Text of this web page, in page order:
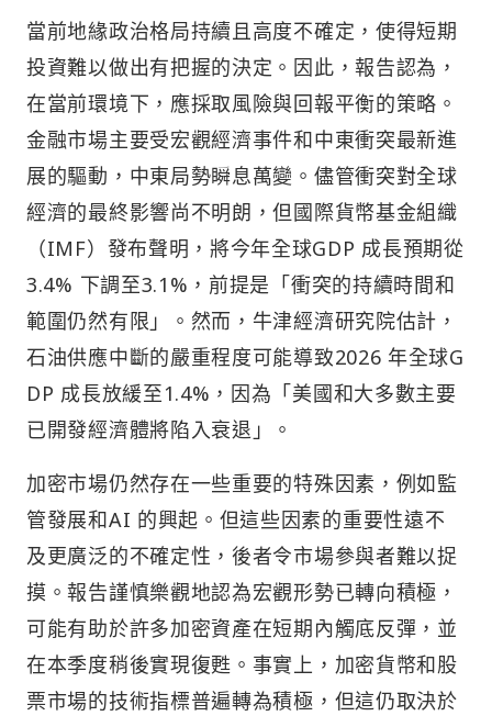
當前地緣政治格局持續且高度不確定，使得短期
投資難以做出有把握的決定。因此，報告認為，
在當前環境下，應採取風險與回報平衡的策略。
金融市場主要受宏觀經濟事件和中東衝突最新進
展的驅動，中東局勢瞬息萬變。儘管衝突對全球
經濟的最終影響尚不明朗，但國際貨幣基金組織
（IMF）發布聲明，將今年全球GDP 成長預期從
3.4% 下調至3.1%，前提是「衝突的持續時間和
範圍仍然有限」。然而，牛津經濟研究院估計，
石油供應中斷的嚴重程度可能導致2026 年全球G
DP 成長放緩至1.4%，因為「美國和大多數主要
已開發經濟體將陷入衰退」。
加密市場仍然存在一些重要的特殊因素，例如監
管發展和AI 的興起。但這些因素的重要性遠不
及更廣泛的不確定性，後者令市場參與者難以捉
摸。報告謹慎樂觀地認為宏觀形勢已轉向積極，
可能有助於許多加密資產在短期內觸底反彈，並
在本季度稍後實現復甦。事實上，加密貨幣和股
票市場的技術指標普遍轉為積極，但這仍取決於